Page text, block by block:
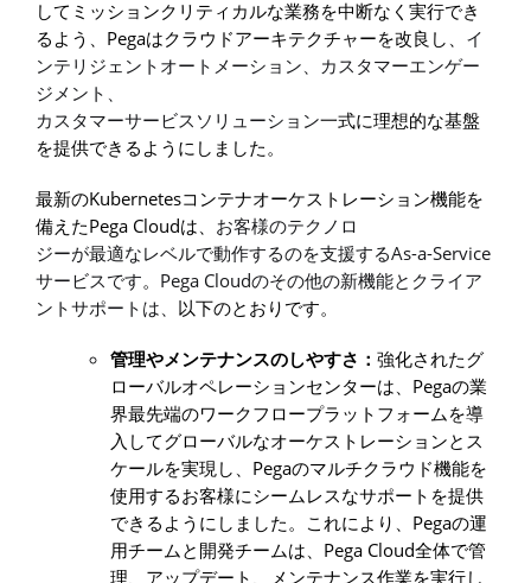
してミッションクリティカルな業務を中断なく実行でき
るよう、 Pegaはクラウドアーキテクチャーを改良し、 イ
ンテリジェントオートメーション、カスタマーエンゲー
ジメント、
カスタマーサービスソリューション一式に理想的な基盤
を提供できるようにしました。
最新のKubernetesコンテナオーケストレーション機能を
備えたPega Cloudは、 お客様のテクノロ
ジーが最適なレベルで動作するのを支援するAs-a-Service
サービスです。 Pega Cloudのその他の新機能とクライア
ントサポートは、
以下のとおりです。
管理やメンテナンスのしやすさ： 強化されたグ
ローバルオペレーションセンターは、 Pegaの業
界最先端のワークフロープラットフォームを導
入してグローバルなオーケストレーションとス
ケールを実現し、 Pegaのマルチクラウド機能を
使用するお客様にシームレスなサポートを提供
できるようにしました。これにより、 Pegaの運
用チームと開発チームは、 Pega Cloud全体で管
理、アップデート、メンテナンス作業を実行し